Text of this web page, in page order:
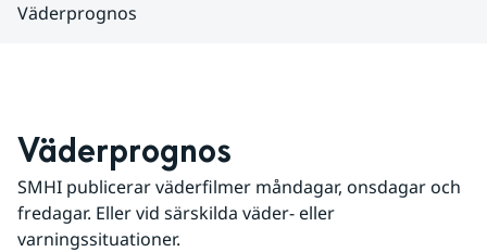
Väderprognos
Väderprognos
SMHI publicerar väderfilmer måndagar, onsdagar och
fredagar. Eller vid särskilda väder- eller
varningssituationer.